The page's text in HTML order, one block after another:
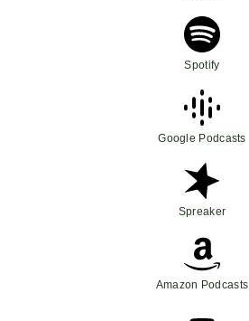
Spotify
Google Podcasts
Spreaker
Amazon Podcasts